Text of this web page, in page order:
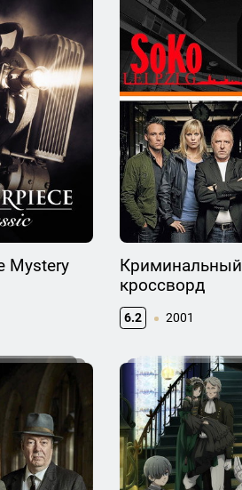
Mystery
Криминальный
кроссворд
6.2 2001